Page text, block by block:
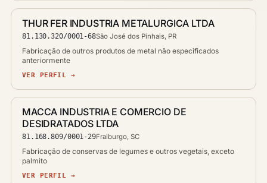
THUR FER INDUSTRIA METALURGICA LTDA
81.130.320/0001-68São José dos Pinhais, PR
Fabricação de outros produtos de metal não especificados
anteriormente
VER PERFIL →
MACCA INDUSTRIA E COMERCIO DE
DESIDRATADOS LTDA
81.168.809/0001-29Fraiburgo, SC
Fabricação de conservas de legumes e outros vegetais, exceto
palmito
VER PERFIL →